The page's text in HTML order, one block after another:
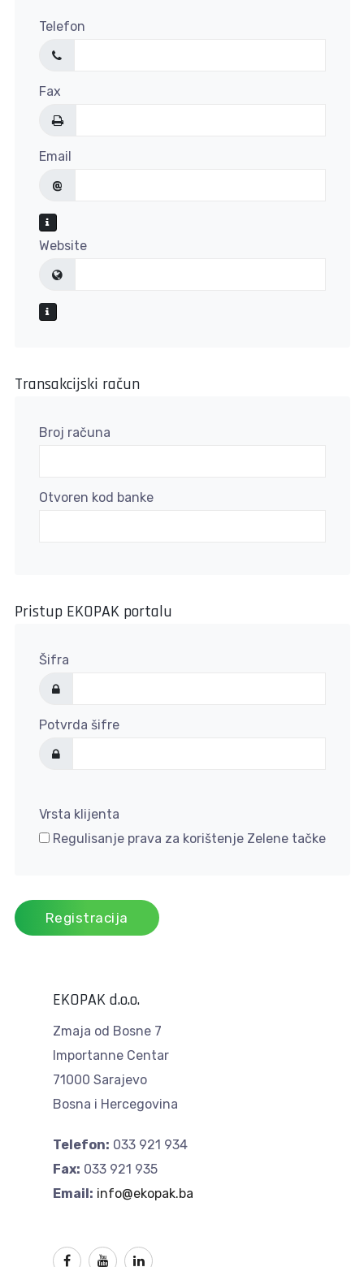
Telefon
Fax
Email
@
Website
Transakcijski račun
Broj računa
Otvoren kod banke
Pristup EKOPAK portalu
Šifra
Potvrda šifre
Vrsta klijenta
Regulisanje prava za korištenje Zelene tačke
Registracija
EKOPAK d.o.o.
Zmaja od Bosne 7
Importanne Centar
71000 Sarajevo
Bosna i Hercegovina
Telefon: 033 921 934
Fax: 033 921 935
Email: info@ekopak.ba